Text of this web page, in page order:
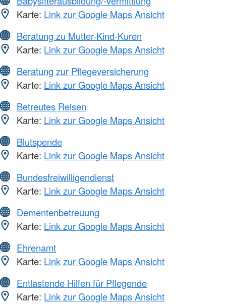
Karte: Link zur Google Maps Ansicht
Beratung zu Mutter-Kind-Kuren
Karte: Link zur Google Maps Ansicht
Beratung zur Pflegeversicherung
Karte: Link zur Google Maps Ansicht
Betreutes Reisen
Karte: Link zur Google Maps Ansicht
Blutspende
Karte: Link zur Google Maps Ansicht
Bundesfreiwilligendienst
Karte: Link zur Google Maps Ansicht
Dementenbetreuung
Karte: Link zur Google Maps Ansicht
Ehrenamt
Karte: Link zur Google Maps Ansicht
Entlastende Hilfen für Pflegende
Karte: Link zur Google Maps Ansicht